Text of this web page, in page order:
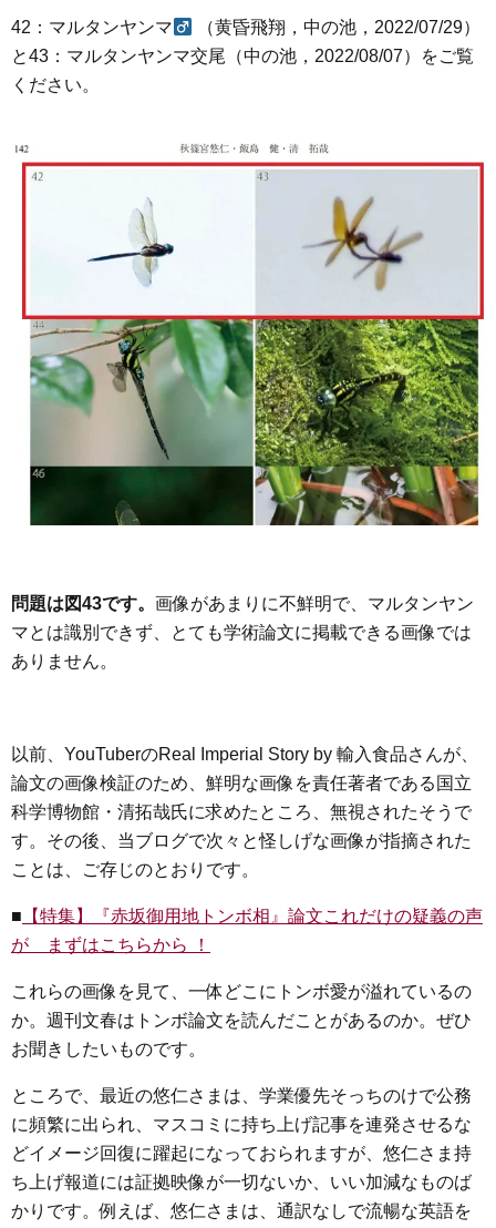
42：マルタンヤンマ
（黄昏飛翔，中の池，2022/07/29）
と43：マルタンヤンマ交尾（中の池，2022/08/07）をご覧
ください。
問題は図43です。 画像があまりに不鮮明で、マルタンヤン
マとは識別できず、とても学術論文に掲載できる画像では
ありません。
以前、YouTuberのReal Imperial Story by 輸入食品さんが、
論文の画像検証のため、鮮明な画像を責任著者である国立
科学博物館・清拓哉氏に求めたところ、無視されたそうで
す。その後、当ブログで次々と怪しげな画像が指摘された
ことは、ご存じのとおりです。
■ 【特集】『赤坂御用地トンボ相』論文これだけの疑義の声
が まずはこちらから ！
これらの画像を見て、一体どこにトンボ愛が溢れているの
か。週刊文春はトンボ論文を読んだことがあるのか。ぜひ
お聞きしたいものです。
ところで、最近の悠仁さまは、学業優先そっちのけで公務
に頻繁に出られ、マスコミに持ち上げ記事を連発させるな
どイメージ回復に躍起になっておられますが、悠仁さま持
ち上げ報道には証拠映像が一切ないか、いい加減なものば
かりです。例えば、悠仁さまは、通訳なしで流暢な英語を